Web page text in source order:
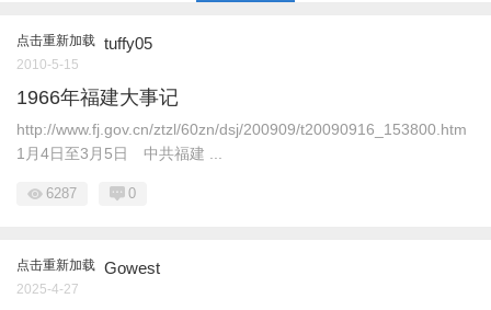
点击重新加载 tuffy05
2010-5-15
1966年福建大事记
http://www.fj.gov.cn/ztzl/60zn/dsj/200909/t20090916_153800.htm
1月4日至3月5日 中共福建 ...
6287 0
点击重新加载 Gowest
2025-4-27